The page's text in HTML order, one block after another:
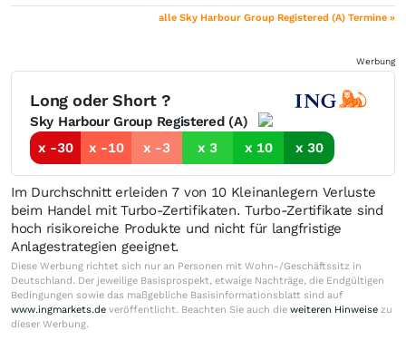
alle Sky Harbour Group Registered (A) Termine »
Werbung
Long oder Short ?
Sky Harbour Group Registered (A)
x -30
x -10 x -3 x 3 x 10 x 30
Im Durchschnitt erleiden 7 von 10 Kleinanlegern Verluste
beim Handel mit Turbo-Zertifikaten. Turbo-Zertifikate sind
hoch risikoreiche Produkte und nicht für langfristige
Anlagestrategien geeignet.
Diese Werbung richtet sich nur an Personen mit Wohn-/Geschäftssitz in
Deutschland. Der jeweilige Basisprospekt, etwaige Nachträge, die Endgültigen
Bedingungen sowie das maßgebliche Basisinformationsblatt sind auf
www.ingmarkets.de veröffentlicht. Beachten Sie auch die weiteren Hinweise zu
dieser Werbung.